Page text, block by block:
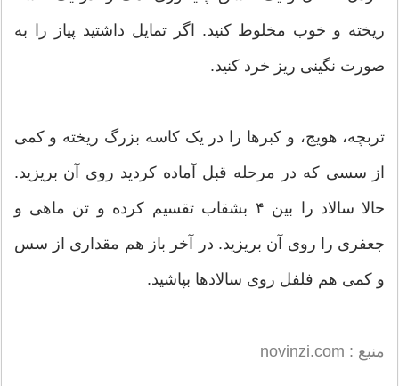
ریخته و خوب مخلوط کنید. اگر تمایل داشتید پیاز را به
صورت نگینی ریز خرد کنید.
تربچه، هویج، و کبرها را در یک کاسه بزرگ ریخته و کمی
از سسی که در مرحله قبل آماده کردید روی آن بریزید.
حالا سالاد را بین ۴ بشقاب تقسیم کرده و تن ماهی و
جعفری را روی آن بریزید. در آخر باز هم مقداری از سس
و کمی هم فلفل روی سالادها بپاشید.
منبع : novinzi.com